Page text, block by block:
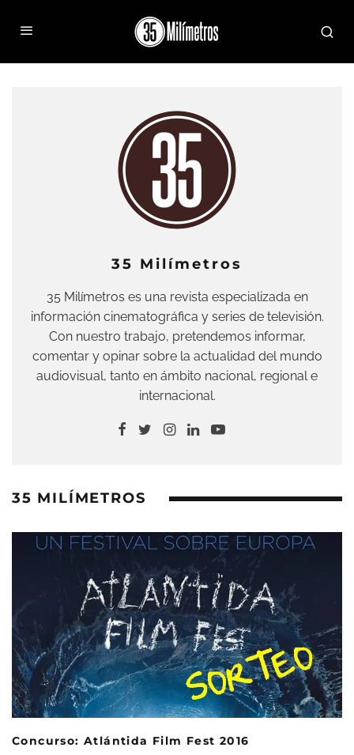
35 Milímetros
35 Milímetros es una revista especializada en
información cinematográfica y series de televisión.
Con nuestro trabajo, pretendemos informar,
comentar y opinar sobre la actualidad del mundo
audiovisual, tanto en ámbito nacional, regional e
internacional.
35 MILÍMETROS
Concurso: Atlántida Film Fest 2016